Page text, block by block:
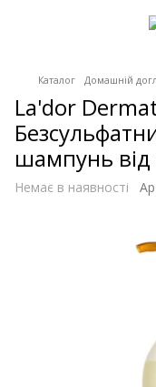
Каталог Домашній
La'dor
шампунь від
Немає в наявності